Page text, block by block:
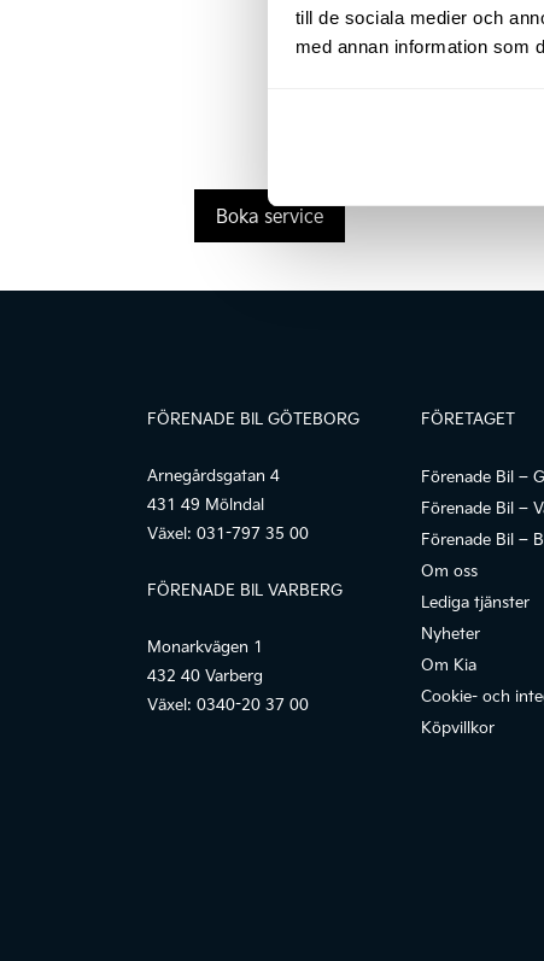
till de sociala medier och
med annan information som
Boka service
FÖRENADE BIL GÖTEBORG
Arnegårdsgatan 4
431 49 Mölndal
Växel: 031-797 35 00
FÖRENADE BIL VARBERG
Monarkvägen 1
432 40 Varberg
Växel: 0340-20 37 00
FÖRETAGET
Förenade Bil –
Förenade Bil –
Förenade Bil –
Om oss
Lediga tjänster
Nyheter
Om Kia
Cookie- och
Köpvillkor